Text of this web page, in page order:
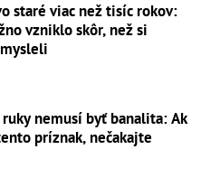
staré viac než tisíc rokov:
vzniklo skôr, než si
nemusí byť banalita: Ak
príznak, nečakajte